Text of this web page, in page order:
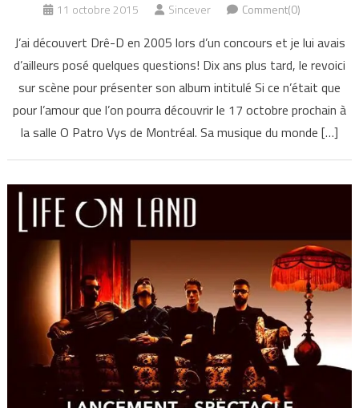
11 octobre 2015 Sincever Comment(0)
J’ai découvert Drê-D en 2005 lors d’un concours et je lui avais
d’ailleurs posé quelques questions! Dix ans plus tard, le revoici
sur scène pour présenter son album intitulé Si ce n’était que
pour l’amour que l’on pourra découvrir le 17 octobre prochain à
la salle O Patro Vys de Montréal. Sa musique du monde […]